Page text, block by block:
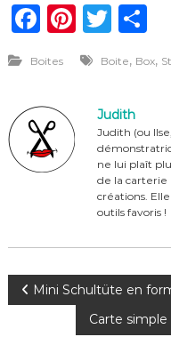
F
c
e
b
o
Pi
n
te
re
st
T
it
te
r
P
er
Boites Boite, Box,
Judith
Judith (ou
ne lui plaît
de la carterie
créations.
outils favoris !
N Mini Schultüte en
Carte